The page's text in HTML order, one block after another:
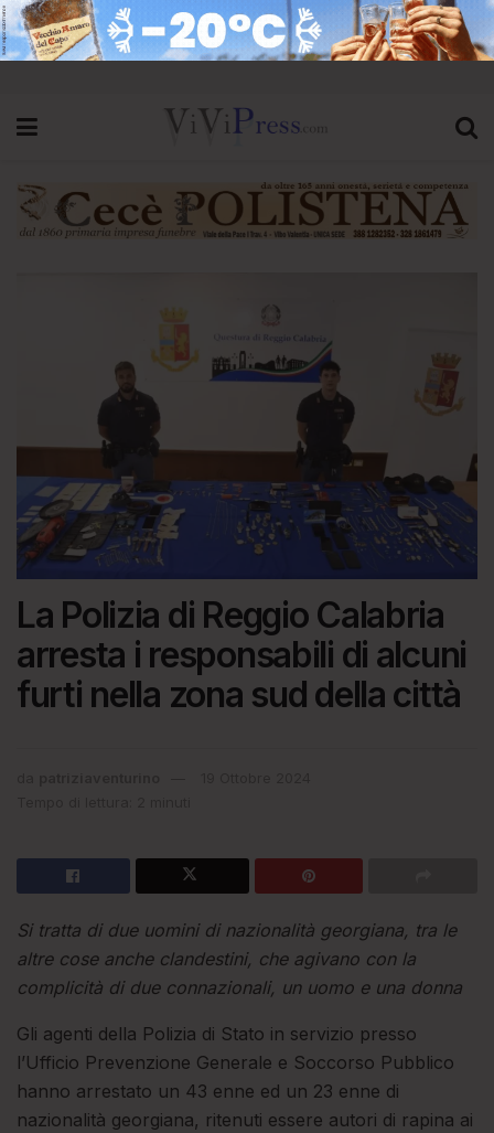
La Polizia di Reggio Calabria
arresta i responsabili di alcuni
furti nella zona sud della città
Si tratta di due uomini di nazionalità georgiana, tra le
altre cose anche clandestini, che agivano con la
complicità di due connazionali, un uomo e una donna
Gli agenti della Polizia di Stato in servizio presso
l’Ufficio Prevenzione Generale e Soccorso Pubblico
hanno arrestato un 43 enne ed un 23 enne di
nazionalità georgiana, ritenuti essere autori di rapina ai